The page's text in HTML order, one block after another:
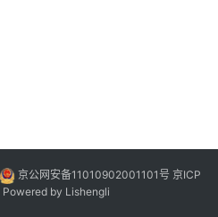
京公网安备11010902001101号 京ICP
Powered by Lishengli